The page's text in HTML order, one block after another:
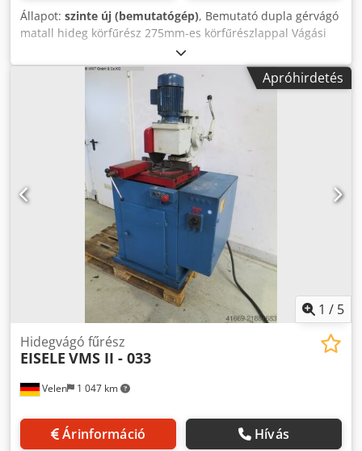
Állapot: szinte új (bemutatógép), Bemutató dupla gérvágó
matall hideg körfűrész 275mm-es körfűrészlappal Vágási
tartomány Kerek/ téglalap 90° 70/ 90x45 mm Dsdpfx
Aopgml Noizock Kerek/téglalap 45° balra és jobbra 65/
70x45 mm Sebesség 42/ 96 fordulat/perc További műszaki
adatok. Adatok lásd pdf. Dokumentum Tech. Adatok és
méretek: A hibák kivételével
Apróhirdetés
1 / 5
Velen 1 047 km
Hidegvágó fűrész
EISELE VMS II - 033
Árinformáció Hívás